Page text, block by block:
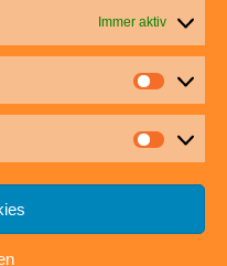
Immer aktiv
zu uns:
Silke Rommel